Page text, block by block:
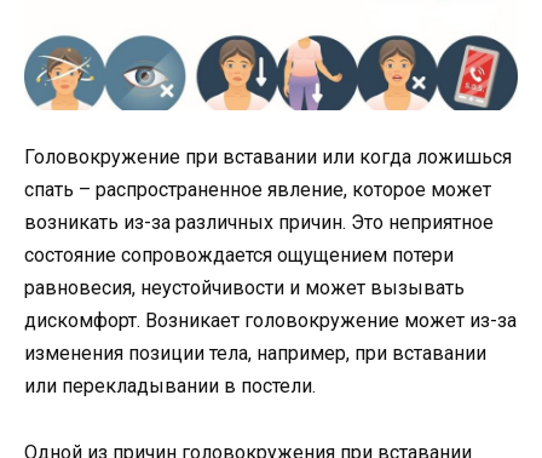
Головокружение при вставании или когда ложишься
спать – распространенное явление, которое может
возникать из-за различных причин. Это неприятное
состояние сопровождается ощущением потери
равновесия, неустойчивости и может вызывать
дискомфорт. Возникает головокружение может из-за
изменения позиции тела, например, при вставании
или перекладывании в постели.
Одной из причин головокружения при вставании